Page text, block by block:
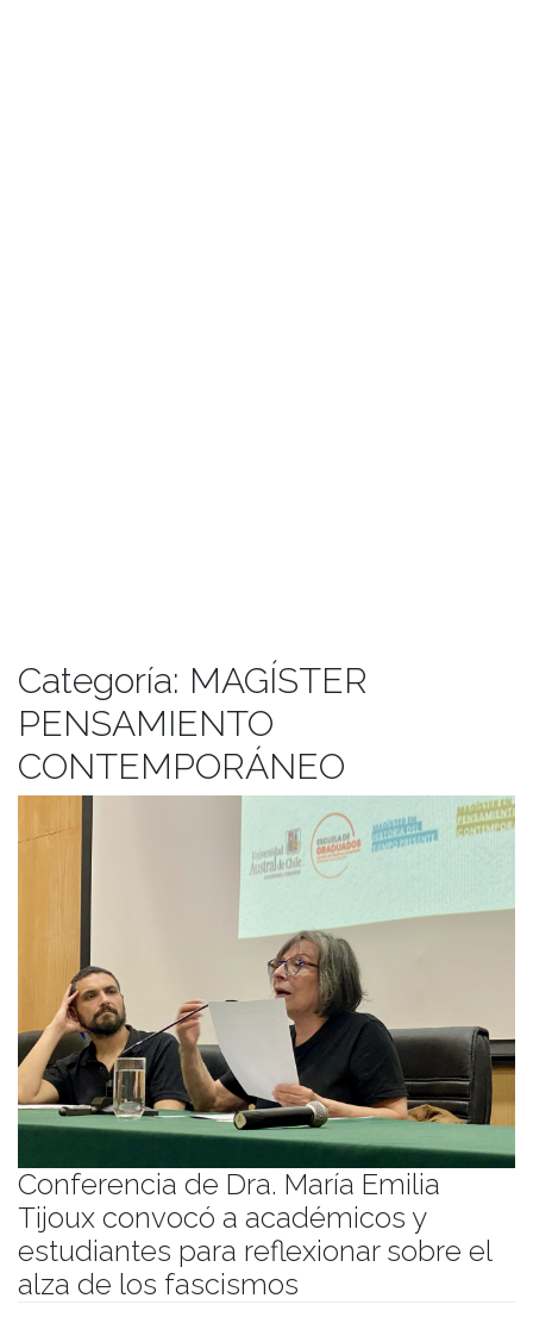
Categoría: MAGÍSTER
PENSAMIENTO
CONTEMPORÁNEO
Conferencia de Dra. María Emilia
Tijoux convocó a académicos y
estudiantes para reflexionar sobre el
alza de los fascismos